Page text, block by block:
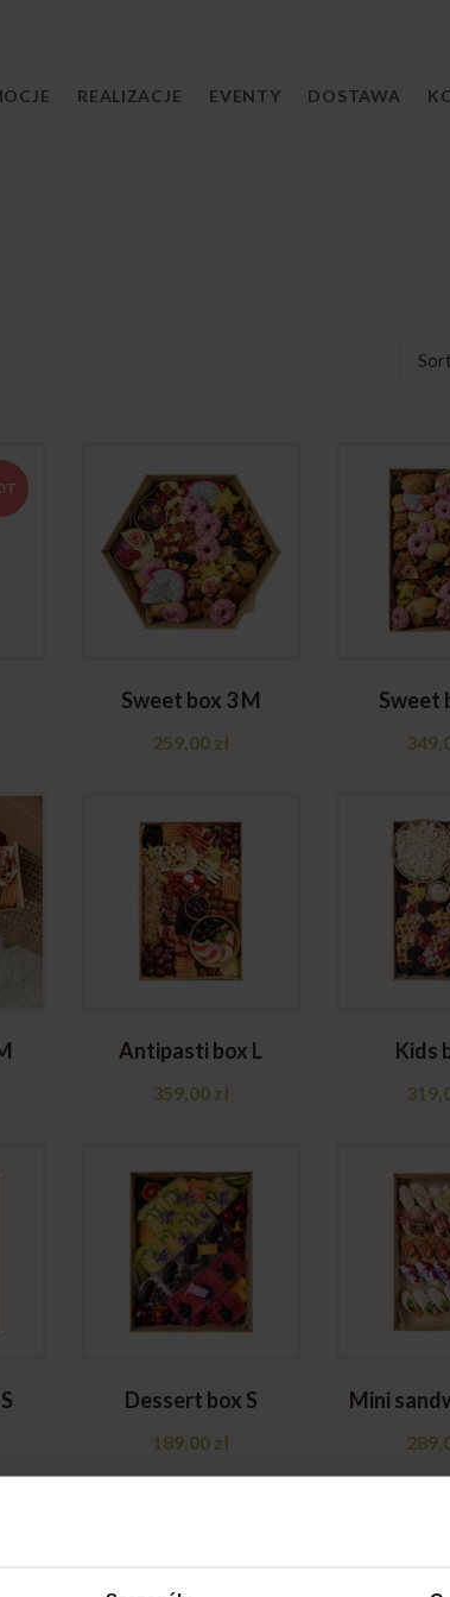
REALIZACJE EVENTY DOSTAWA
Sweet box 3 M
259,00 zł
Sweet
Antipasti box L
359,00 zł
Kids
Dessert box S
189,00 zł
Mini
to wygodne rozwiązanie dla osób, które
ważne rodzinne wydarzenia. W tej kategorii